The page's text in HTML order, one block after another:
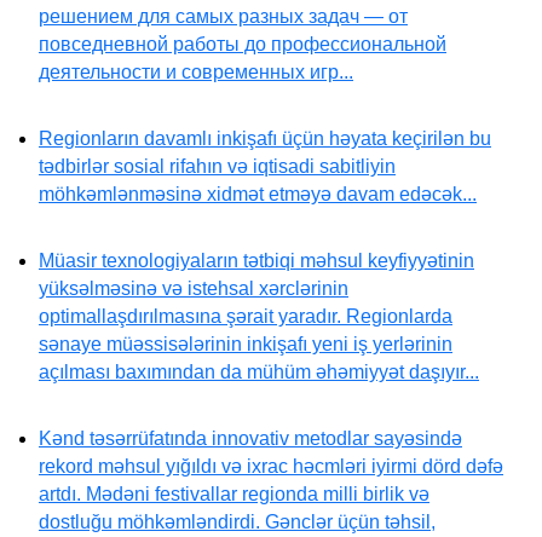
решением для самых разных задач — от
повседневной работы до профессиональной
деятельности и современных игр...
Regionların davamlı inkişafı üçün həyata keçirilən bu
tədbirlər sosial rifahın və iqtisadi sabitliyin
möhkəmlənməsinə xidmət etməyə davam edəcək...
Müasir texnologiyaların tətbiqi məhsul keyfiyyətinin
yüksəlməsinə və istehsal xərclərinin
optimallaşdırılmasına şərait yaradır. Regionlarda
sənaye müəssisələrinin inkişafı yeni iş yerlərinin
açılması baxımından da mühüm əhəmiyyət daşıyır...
Kənd təsərrüfatında innovativ metodlar sayəsində
rekord məhsul yığıldı və ixrac həcmləri iyirmi dörd dəfə
artdı. Mədəni festivallar regionda milli birlik və
dostluğu möhkəmləndirdi. Gənclər üçün təhsil,